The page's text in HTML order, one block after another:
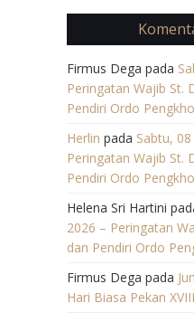
Firmus Dega pada
Peringatan Wajib St.
Pendiri Ordo
Herlin pada Sabtu,
Peringatan Wajib St.
Pendiri Ordo
Helena Sri Hartini
2026 – Peringatan
dan Pendiri Ordo
Firmus Dega pada
Hari Biasa Pekan XVIII